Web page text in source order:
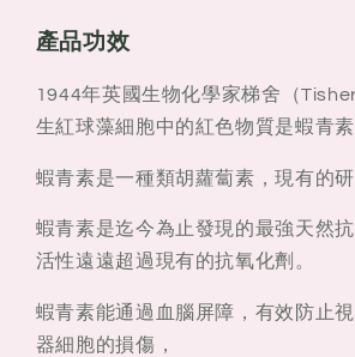
抗
射
增
強
體
免
力
射
增
強
體
免
力
產品功效
1944年英國生物化學家梯舍（
生紅球藻細胞中的紅色物質是蝦青素
蝦青素是一種類胡蘿蔔素，現有的研
蝦青素是迄今為止發現的最強天然
活性遠遠超過現有的抗氧化劑。
蝦青素能通過血腦屏障，有效防止
器細胞的損傷，